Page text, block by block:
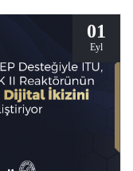
01
Eyl